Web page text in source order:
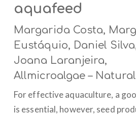
aquafeed
Margarida Costa,
Eustáquio, Daniel
Joana Laranjeira,
Allmicroalgae –
For effective aquaculture, a
is essential, however, seed